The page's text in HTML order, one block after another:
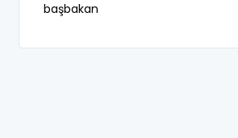
başbakan
belediye başkanı